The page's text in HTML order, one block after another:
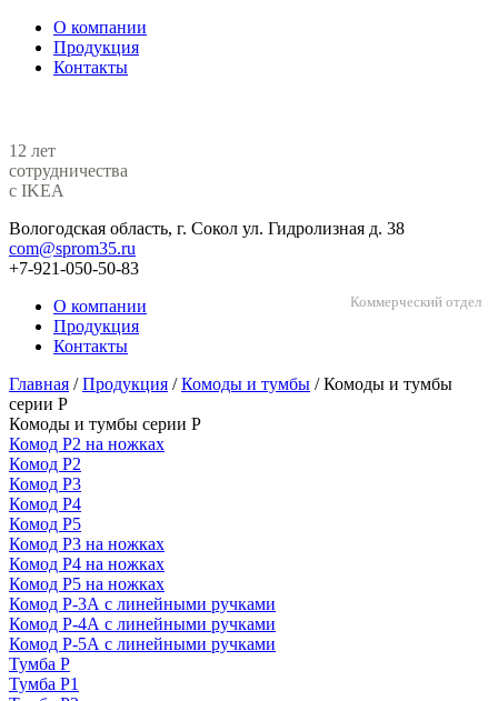
О компании
Продукция
Контакты
12 лет
сотрудничества
с IKEA
Вологодская область, г. Сокол ул. Гидролизная д. 38
com@sprom35.ru
+7-921-050-50-83
Коммерческий отдел
О компании
Продукция
Контакты
Главная /Продукция /Комоды и тумбы /Комоды и тумбы
серии Р
Комоды и тумбы серии Р
Комод Р2 на ножках
Комод Р2
Комод Р3
Комод Р4
Комод Р5
Комод Р3 на ножках
Комод Р4 на ножках
Комод Р5 на ножках
Комод Р-3А с линейными ручками
Комод Р-4А с линейными ручками
Комод Р-5А с линейными ручками
Тумба Р
Тумба Р1